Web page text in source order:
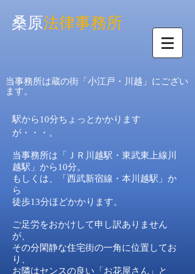
桑原法律事務所
当事務所は蔵の街「小江戸・川越」にござい
ます。
駅から10分ちょっとかかります
が・・・。
当事務所は「ＪＲ川越駅・東武東上線川
越駅」から10分。
もしくは、「西武新宿線・本川越駅」か
ら
徒歩13分ほどかかります。
ご足労をおかけして申し訳ありません
が、
その分閑静な住宅街の一角に位置してお
り、
お隣はセンスの良い「お花屋さん」と